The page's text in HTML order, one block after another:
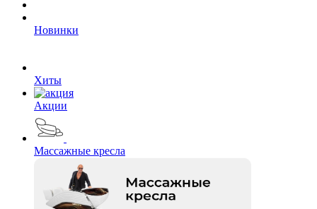
Новинки
Хиты
Акции
Массажные кресла